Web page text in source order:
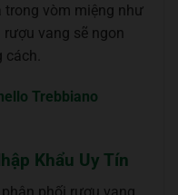
trong vòm miệng như
vang sẽ ngon
Trebbiano
Khẩu Uy Tín